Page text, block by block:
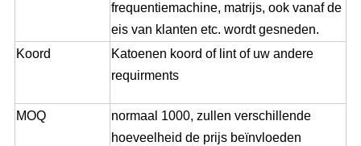
frequentiemachine, matrijs, ook vanaf de
eis van klanten etc. wordt gesneden.
Koord
Katoenen koord of lint of uw andere
requirments
MOQ
normaal 1000, zullen verschillende
hoeveelheid de prijs beïnvloeden